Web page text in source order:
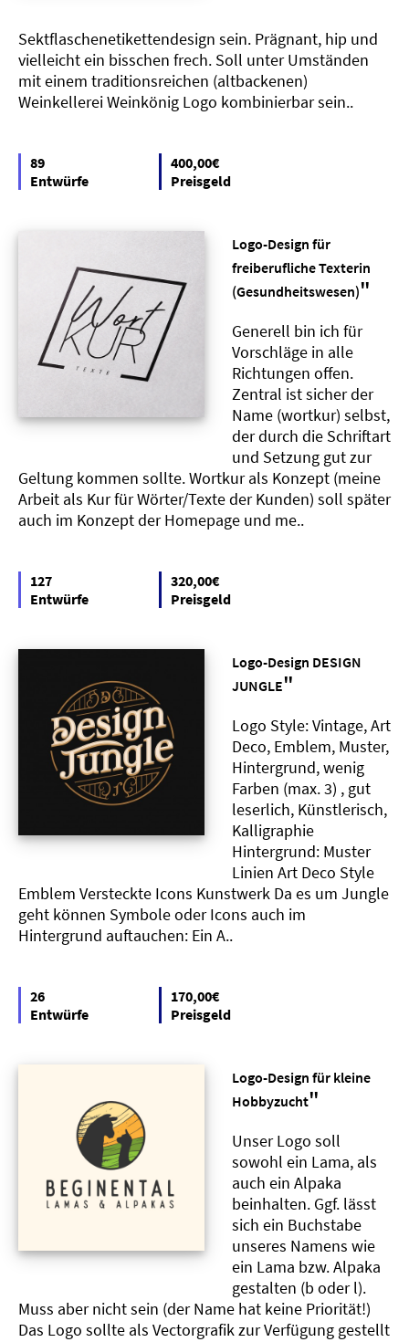
Sektflaschenetikettendesign sein. Prägnant, hip und
vielleicht ein bisschen frech. Soll unter Umständen
mit einem traditionsreichen (altbackenen)
Weinkellerei Weinkönig Logo kombinierbar sein..
89
Entwürfe
400,00€
Preisgeld
Logo-Design für
freiberufliche Texterin
(Gesundheitswesen)"
Generell bin ich für
Vorschläge in alle
Richtungen offen.
Zentral ist sicher der
Name (wortkur) selbst,
der durch die Schriftart
und Setzung gut zur
Geltung kommen sollte. Wortkur als Konzept (meine
Arbeit als Kur für Wörter/Texte der Kunden) soll später
auch im Konzept der Homepage und me..
127
Entwürfe
320,00€
Preisgeld
Logo-Design DESIGN
JUNGLE"
Logo Style: Vintage, Art
Deco, Emblem, Muster,
Hintergrund, wenig
Farben (max. 3) , gut
leserlich, Künstlerisch,
Kalligraphie
Hintergrund: Muster
Linien Art Deco Style
Emblem Versteckte Icons Kunstwerk Da es um Jungle
geht können Symbole oder Icons auch im
Hintergrund auftauchen: Ein A..
26
Entwürfe
170,00€
Preisgeld
Logo-Design für kleine
Hobbyzucht"
Unser Logo soll
sowohl ein Lama, als
auch ein Alpaka
beinhalten. Ggf. lässt
sich ein Buchstabe
unseres Namens wie
ein Lama bzw. Alpaka
gestalten (b oder l).
Muss aber nicht sein (der Name hat keine Priorität!)
Das Logo sollte als Vectorgrafik zur Verfügung gestellt